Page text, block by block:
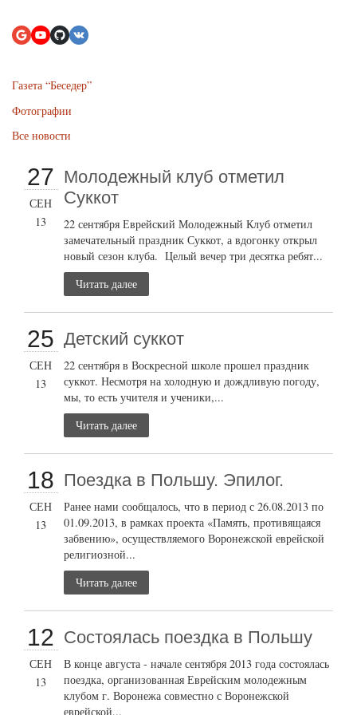
Газета “Беседер”
Фотографии
Все новости
27
СЕН
13
Молодежный клуб отметил
Суккот
22 сентября Еврейский Молодежный Клуб отметил
замечательный праздник Суккот, а вдогонку открыл
новый сезон клуба. Целый вечер три десятка ребят...
Читать далее
25
СЕН
13
Детский суккот
22 сентября в Воскресной школе прошел праздник
суккот. Несмотря на холодную и дождливую погоду,
мы, то есть учителя и ученики,...
Читать далее
18
СЕН
13
Поездка в Польшу. Эпилог.
Ранее нами сообщалось, что в период с 26.08.2013 по
01.09.2013, в рамках проекта «Память, противящаяся
забвению», осуществляемого Воронежской еврейской
религиозной...
Читать далее
12
СЕН
13
Состоялась поездка в Польшу
В конце августа - начале сентября 2013 года состоялась
поездка, организованная Еврейским молодежным
клубом г. Воронежа совместно с Воронежской
еврейской...